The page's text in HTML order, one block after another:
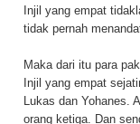
Injil yang empat
tidak pernah
Maka dari itu para
Injil yang empat
Lukas dan Yohanes.
orang ketiga. Dan